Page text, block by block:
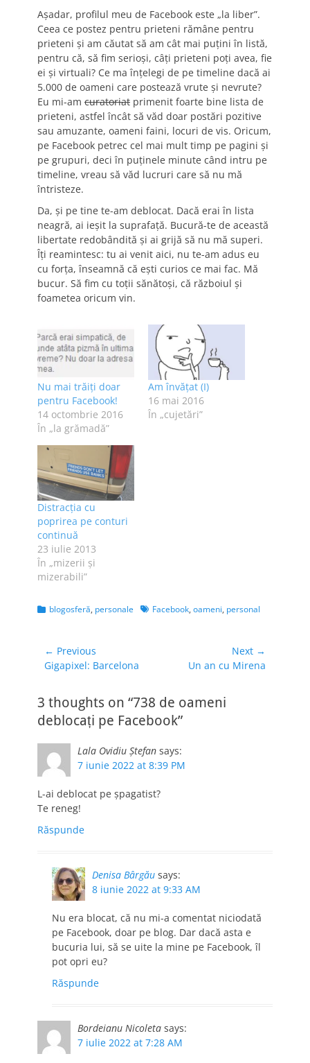
Așadar, profilul meu de Facebook este „la liber”.
Ceea ce postez pentru prieteni rămâne pentru
prieteni și am căutat să am cât mai puțini în listă,
pentru că, să fim serioși, câți prieteni poți avea, fie
ei și virtuali? Ce ma înțelegi de pe timeline dacă ai
5.000 de oameni care postează vrute și nevrute?
Eu mi-am curatoriat primenit foarte bine lista de
prieteni, astfel încât să văd doar postări pozitive
sau amuzante, oameni faini, locuri de vis. Oricum,
pe Facebook petrec cel mai mult timp pe pagini și
pe grupuri, deci în puținele minute când intru pe
timeline, vreau să văd lucruri care să nu mă
întristeze.
Da, și pe tine te-am deblocat. Dacă erai în lista
neagră, ai ieșit la suprafață. Bucură-te de această
libertate redobândită și ai grijă să nu mă superi.
Îți reamintesc: tu ai venit aici, nu te-am adus eu
cu forța, înseamnă că ești curios ce mai fac. Mă
bucur. Să fim cu toții sănătoși, că războiul și
foametea oricum vin.
Nu mai trăiți doar
pentru Facebook!
14 octombrie 2016
În „la grămadă”
Am învățat (I)
16 mai 2016
În „cujetări”
Distracţia cu
poprirea pe conturi
continuă
23 iulie 2013
În „mizerii şi
mizerabili”
Categories
blogosferă, personale TagsFacebook, oameni, personal
Navigare
în
← Previous
Previous
Gigapixel: Barcelona
Next →
Un an cu Mirena
3 thoughts on “738 de oameni
deblocați pe Facebook”
Lala Ovidiu Ștefan says:
7 iunie 2022 at 8:39 PM
L-ai deblocat pe șpagatist?
Te reneg!
Răspunde
Denisa Bârgău says:
8 iunie 2022 at 9:33 AM
Nu era blocat, că nu mi-a comentat niciodată
pe Facebook, doar pe blog. Dar dacă asta e
bucuria lui, să se uite la mine pe Facebook, îl
pot opri eu?
Răspunde
Bordeianu Nicoleta says:
7 iulie 2022 at 7:28 AM